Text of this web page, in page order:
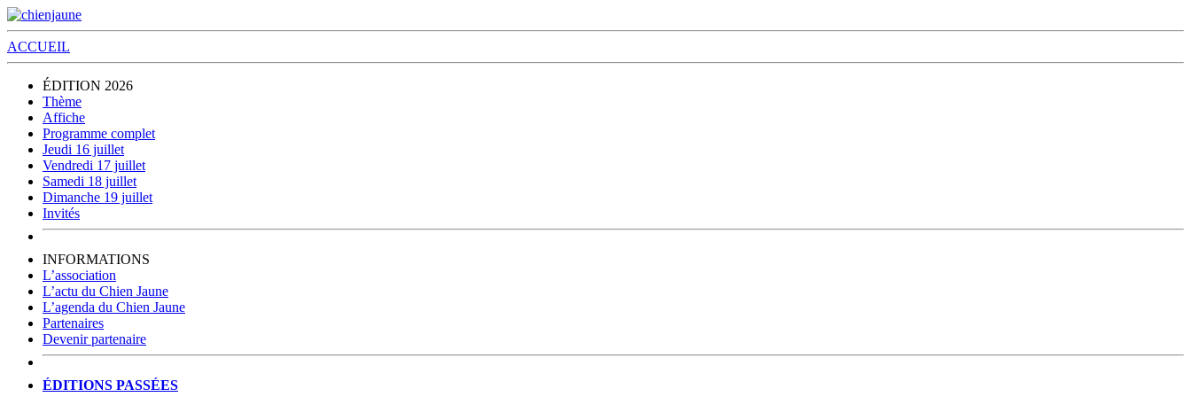
ACCUEIL
ÉDITION 2026
Thème
Affiche
Programme complet
Jeudi 16 juillet
Vendredi 17 juillet
Samedi 18 juillet
Dimanche 19 juillet
Invités
INFORMATIONS
L’association
L’actu du Chien Jaune
L’agenda du Chien Jaune
Partenaires
Devenir partenaire
ÉDITIONS PASSÉES